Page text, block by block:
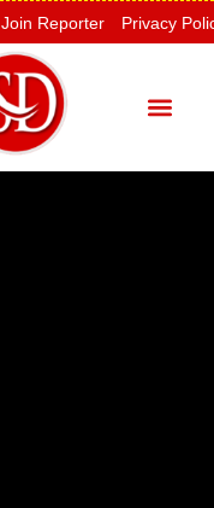
Join Reporter Privacy